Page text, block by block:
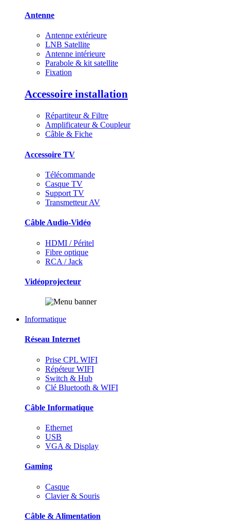
Antenne
Antenne extérieure
LNB Satellite
Antenne intérieure
Parabole & kit satellite
Fixation
Accessoire installation
Répartiteur & Filtre
Amplificateur & Coupleur
Câble & Fiche
Accessoire TV
Télécommande
Casque TV
Support TV
Transmetteur AV
Câble Audio-Vidéo
HDMI / Péritel
Fibre optique
RCA / Jack
Vidéoprojecteur
Informatique
Réseau Internet
Prise CPL WIFI
Répéteur WIFI
Switch & Hub
Clé Bluetooth & WIFI
Câble Informatique
Ethernet
USB
VGA & Display
Gaming
Casque
Clavier & Souris
Câble & Alimentation